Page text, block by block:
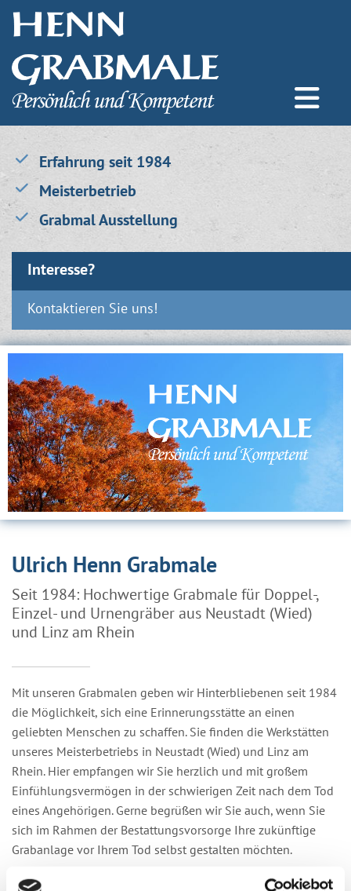
Erfahrung seit 1984
Meisterbetrieb
Grabmal Ausstellung
Interesse?
Kontaktieren Sie uns!
Ulrich Henn Grabmale
Seit 1984: Hochwertige Grabmale für Doppel-,
Einzel- und Urnengräber aus Neustadt (Wied)
und Linz am Rhein
Mit unseren Grabmalen geben wir Hinterbliebenen seit 1984
die Möglichkeit, sich eine Erinnerungsstätte an einen
geliebten Menschen zu schaffen. Sie finden die Werkstätten
unseres Meisterbetriebs in Neustadt (Wied) und Linz am
Rhein. Hier empfangen wir Sie herzlich und mit großem
Einfühlungsvermögen in der schwierigen Zeit nach dem Tod
eines Angehörigen. Gerne begrüßen wir Sie auch, wenn Sie
sich im Rahmen der Bestattungsvorsorge Ihre zukünftige
Grabanlage vor Ihrem Tod selbst gestalten möchten.